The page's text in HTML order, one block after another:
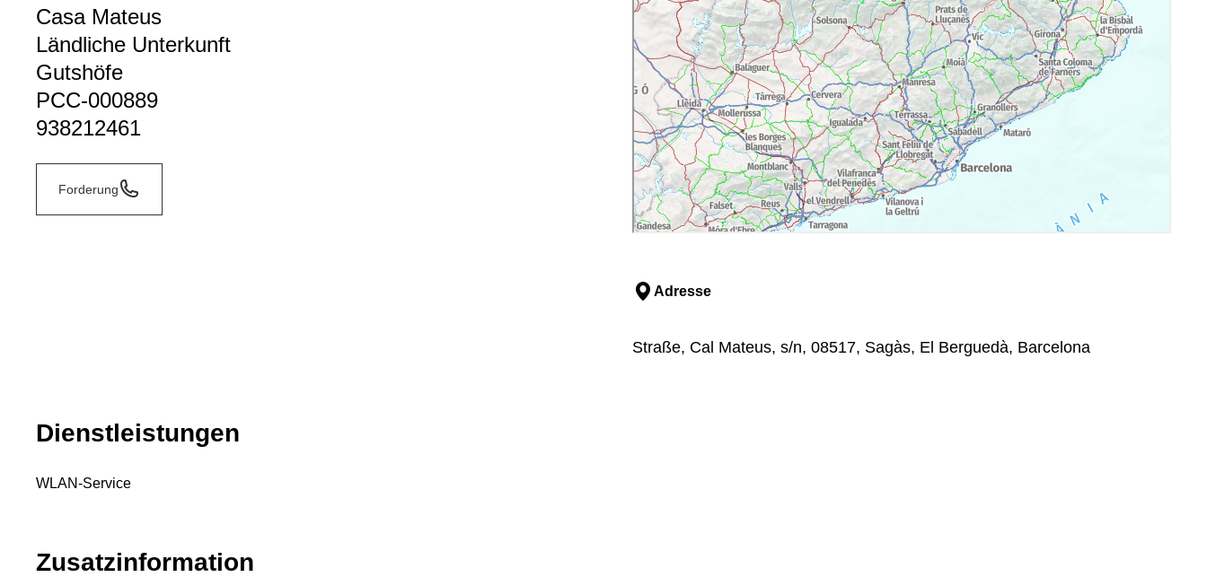
Casa Mateus
Ländliche Unterkunft
Gutshöfe
PCC-000889
938212461
Forderung
Adresse
Straße, Cal Mateus, s/n, 08517, Sagàs, El Berguedà, Barcelona
Dienstleistungen
WLAN-Service
Zusatzinformation